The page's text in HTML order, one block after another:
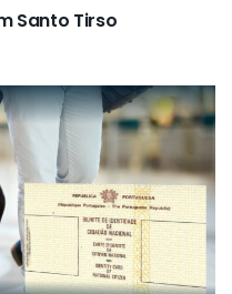
Santo Tirso